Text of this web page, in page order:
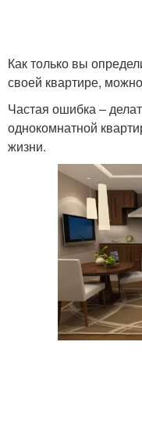
Как только вы
своей квартире,
Частая ошибка –
однокомнатной
жизни.